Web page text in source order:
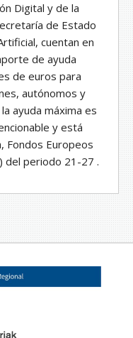
Digital y de la
de Estado
cuentan en
de ayuda
de euros para
autónomos y
ayuda máxima es
y está
Fondos Europeos
del periodo 21-27 .